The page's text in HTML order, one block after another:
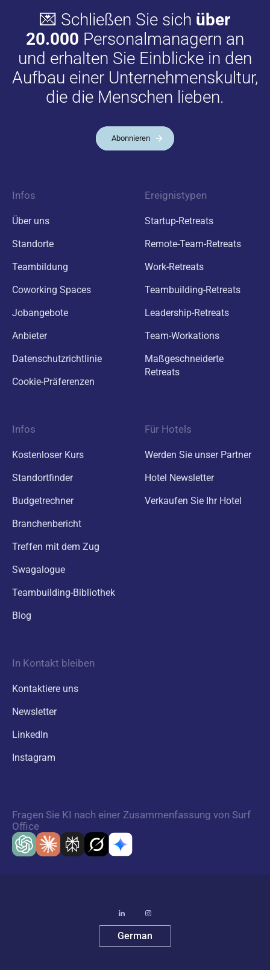
💌 Schließen Sie sich über
20.000 Personalmanagern an
und erhalten Sie Einblicke in den
Aufbau einer Unternehmenskultur,
die die Menschen lieben.
Abonnieren
Infos
Über uns
Standorte
Teambildung
Coworking Spaces
Jobangebote
Anbieter
Datenschutzrichtlinie
Cookie-Präferenzen
Ereignistypen
Startup-Retreats
Remote-Team-Retreats
Work-Retreats
Teambuilding-Retreats
Leadership-Retreats
Team-Workations
Maßgeschneiderte
Retreats
Infos
Kostenloser Kurs
Standortfinder
Budgetrechner
Branchenbericht
Treffen mit dem Zug
Swagalogue
Teambuilding-Bibliothek
Blog
Für Hotels
Werden Sie unser Partner
Hotel Newsletter
Verkaufen Sie Ihr Hotel
In Kontakt bleiben
Kontaktiere uns
Newsletter
LinkedIn
Instagram
Fragen Sie KI nach einer Zusammenfassung von Surf
Office
German